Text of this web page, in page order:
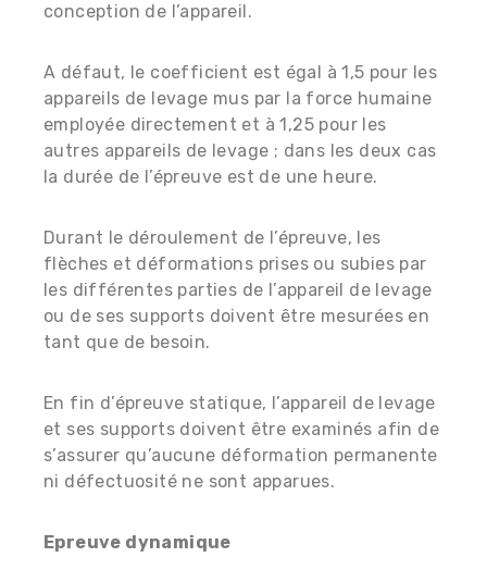
conception de l’appareil.
A défaut, le coefficient est égal à 1,5 pour les
appareils de levage mus par la force humaine
employée directement et à 1,25 pour les
autres appareils de levage ; dans les deux cas
la durée de l’épreuve est de une heure.
Durant le déroulement de l’épreuve, les
flèches et déformations prises ou subies par
les différentes parties de l’appareil de levage
ou de ses supports doivent être mesurées en
tant que de besoin.
En fin d’épreuve statique, l’appareil de levage
et ses supports doivent être examinés afin de
s’assurer qu’aucune déformation permanente
ni défectuosité ne sont apparues.
Epreuve dynamique